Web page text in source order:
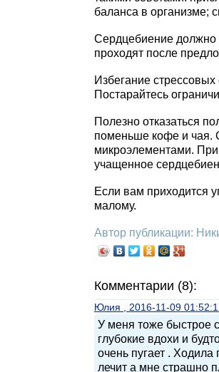
баланса в организме;
Сердцебиение должно
проходят после
Избегание
Постарайтесь
Полезно отказаться
поменьше кофе и чая.
микроэлементами.
учащенное
Если вам приходится
малому.
Автор публикации:
Комментарии (8):
Юлия , 2016-11-09
У меня тоже быстрое
глубокие вдохи и
очень пугает .
лечит а мне страшно